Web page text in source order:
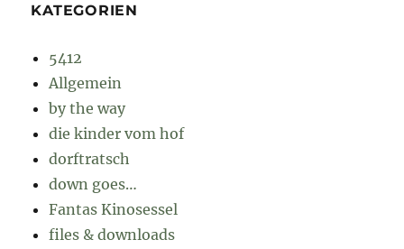
KATEGORIEN
5412
Allgemein
by the way
die kinder vom hof
dorftratsch
down goes…
Fantas Kinosessel
files & downloads